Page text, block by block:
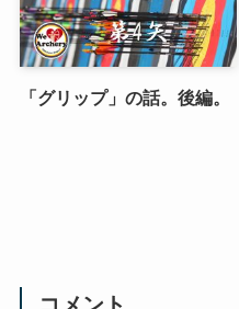
「グリップ」の話。後編。